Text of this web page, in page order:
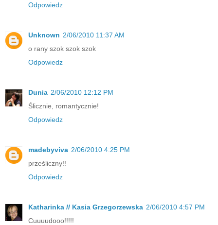
Odpowiedz
Unknown 2/06/2010 11:37 AM
o rany szok szok szok
Odpowiedz
Dunia 2/06/2010 12:12 PM
Ślicznie, romantycznie!
Odpowiedz
madebyviva 2/06/2010 4:25 PM
prześliczny!!
Odpowiedz
Katharinka // Kasia Grzegorzewska 2/06/2010 4:57 PM
Cuuuudooo!!!!!